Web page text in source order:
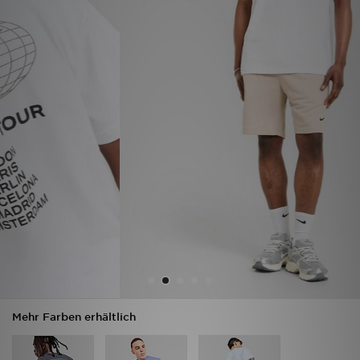
Mehr Farben erhältlich
Sport
Lade die APP
Hilfe & Kontakt
Geschenkgutschein